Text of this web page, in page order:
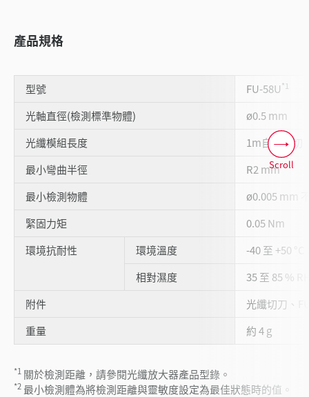
產品規格
型號 FU-58U*1
光軸直徑(檢測標準物體)
ø0.5 mm
光纖模組長度
1m自由裁切
最小彎曲半徑
R2 mm
最小檢測物體
ø0.005 mm
緊固力矩
0.05 Nm
環境抗耐性
環境溫度
-40 至 +50
相對濕度
35 至 85 %
附件
光纖切刀、
重量
約 4 g
*1 關於檢測距離，請參閱光纖放大器產品型錄。
*2 最小檢測體為將檢測距離與靈敏度設定為最佳狀態時的值。
Scroll